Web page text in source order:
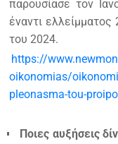
παρουσίασε τον
έναντι
του 2024.
https://
oikonomias/
pleonasma-tou-
Ποιες αυξήσεις